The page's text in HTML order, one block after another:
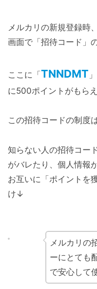
メルカリの新規登録時
画面で「招待コード」
ここに「TNNDMT
に500ポイントがもら
この招待コードの制度
知らない人の招待コー
がバレたり、個人情報
お互いに「ポイントを
け↓
メルカリの
ーにとても
で安心して